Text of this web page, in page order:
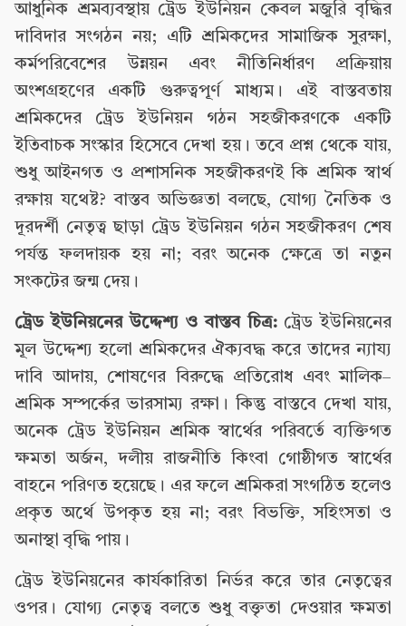
আধুনিক শ্রমব্যবস্থায় ট্রেড ইউনিয়ন কেবল মজুরি বৃদ্ধির
দাবিদার সংগঠন নয়; এটি শ্রমিকদের সামাজিক সুরক্ষা,
কর্মপরিবেশের উন্নয়ন এবং নীতিনির্ধারণ প্রক্রিয়ায়
অংশগ্রহণের একটি গুরুত্বপূর্ণ মাধ্যম। এই বাস্তবতায়
শ্রমিকদের ট্রেড ইউনিয়ন গঠন সহজীকরণকে একটি
ইতিবাচক সংস্কার হিসেবে দেখা হয়। তবে প্রশ্ন থেকে যায়,
শুধু আইনগত ও প্রশাসনিক সহজীকরণই কি শ্রমিক স্বার্থ
রক্ষায় যথেষ্ট? বাস্তব অভিজ্ঞতা বলছে, যোগ্য নৈতিক ও
দূরদর্শী নেতৃত্ব ছাড়া ট্রেড ইউনিয়ন গঠন সহজীকরণ শেষ
পর্যন্ত ফলদায়ক হয় না; বরং অনেক ক্ষেত্রে তা নতুন
সংকটের জন্ম দেয়।
ট্রেড ইউনিয়নের উদ্দেশ্য ও বাস্তব চিত্র: ট্রেড ইউনিয়নের
মূল উদ্দেশ্য হলো শ্রমিকদের ঐক্যবদ্ধ করে তাদের ন্যায্য
দাবি আদায়, শোষণের বিরুদ্ধে প্রতিরোধ এবং মালিক–
শ্রমিক সম্পর্কের ভারসাম্য রক্ষা। কিন্তু বাস্তবে দেখা যায়,
অনেক ট্রেড ইউনিয়ন শ্রমিক স্বার্থের পরিবর্তে ব্যক্তিগত
ক্ষমতা অর্জন, দলীয় রাজনীতি কিংবা গোষ্ঠীগত স্বার্থের
বাহনে পরিণত হয়েছে। এর ফলে শ্রমিকরা সংগঠিত হলেও
প্রকৃত অর্থে উপকৃত হয় না; বরং বিভক্তি, সহিংসতা ও
অনাস্থা বৃদ্ধি পায়।
ট্রেড ইউনিয়নের কার্যকারিতা নির্ভর করে তার নেতৃত্বের
ওপর। যোগ্য নেতৃত্ব বলতে শুধু বক্তৃতা দেওয়ার ক্ষমতা